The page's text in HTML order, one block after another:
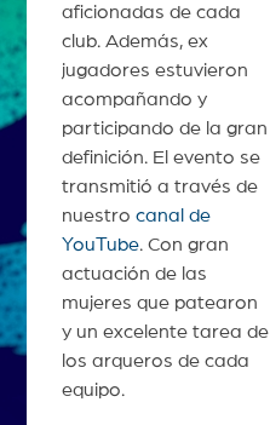
aficionadas de cada
club. Además, ex
jugadores estuvieron
acompañando y
participando de la gran
definición. El evento se
transmitió a través de
nuestro canal de
YouTube. Con gran
actuación de las
mujeres que patearon
y un excelente tarea de
los arqueros de cada
equipo.